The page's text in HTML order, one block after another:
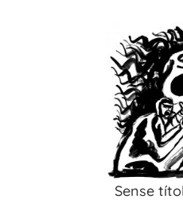
Sense títol